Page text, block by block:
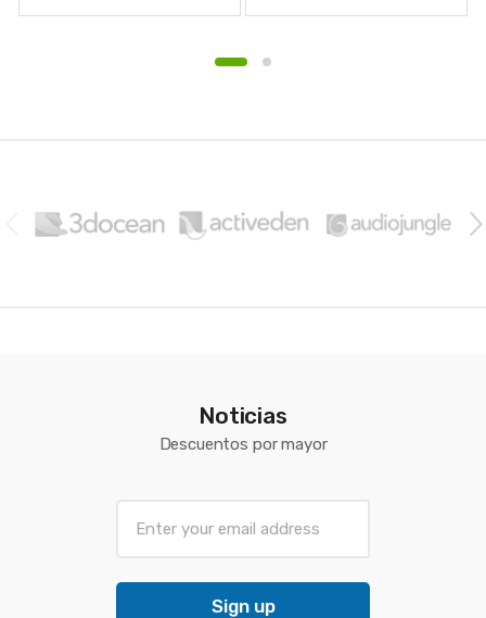
Noticias
Descuentos por mayor
i
Sign up